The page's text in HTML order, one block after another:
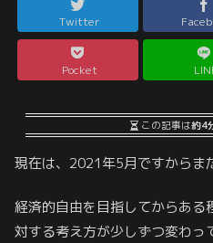
Twitter
Pocket
この記事は約4
現在は、2021年5月ですからま
経済的自由を目指してからある
対する考え方が少しずつ変わっ